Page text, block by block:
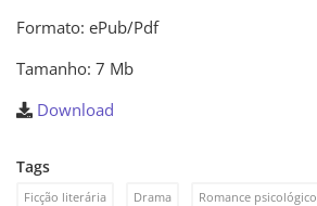
Formato: ePub/Pdf
Tamanho: 7 Mb
Download
Tags
Ficção literária Drama Romance psicológico